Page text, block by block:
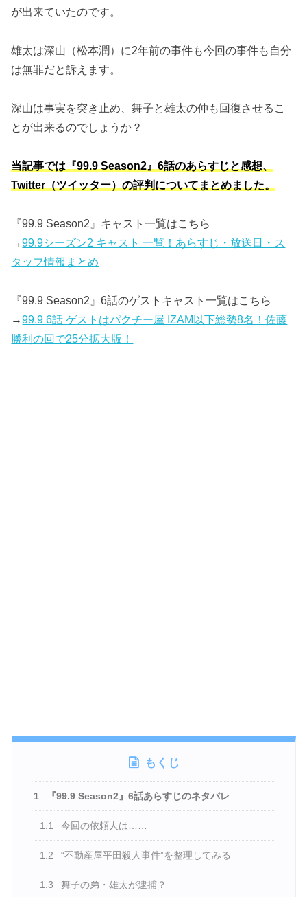
が出来ていたのです。
雄太は深山（松本潤）に2年前の事件も今回の事件も自分
は無罪だと訴えます。
深山は事実を突き止め、舞子と雄太の仲も回復させるこ
とが出来るのでしょうか？
当記事では『99.9 Season2』6話のあらすじと感想、
Twitter（ツイッター）の評判についてまとめました。
『99.9 Season2』キャスト一覧はこちら
→99.9シーズン2 キャスト 一覧！あらすじ・放送日・ス
タッフ情報まとめ
『99.9 Season2』6話のゲストキャスト一覧はこちら
→99.9 6話 ゲストはパクチー屋 IZAM以下総勢8名！佐藤
勝利の回で25分拡大版！
もくじ
1 『99.9 Season2』6話あらすじのネタバレ
1.1 今回の依頼人は……
1.2 “不動産屋平田殺人事件”を整理してみる
1.3 舞子の弟・雄太が逮捕？